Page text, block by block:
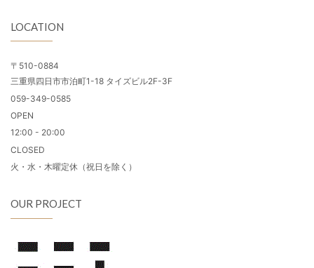
LOCATION
〒510-0884
三重県四日市市泊町1-18 タイズビル2F-3F
059-349-0585
OPEN
12:00 - 20:00
CLOSED
火・水・木曜定休（祝日を除く）
OUR PROJECT